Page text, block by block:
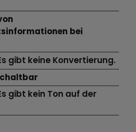
bei
gibt keine Konvertierung.
gibt kein Ton auf der